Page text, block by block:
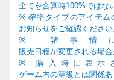
全てを合算時100%ではな
※ 確率タイプのアイテム
お知らせをご確認ください
※ 諸事情
販売 日程が変更される場
※購入時に表示
ゲーム内の等級とは関係